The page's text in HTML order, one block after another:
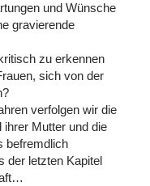
und Wünsche
gravierende
zu erkennen
sich von der
verfolgen wir die
ihrer Mutter und die
befremdlich
der letzten Kapitel